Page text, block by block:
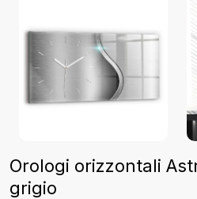
Orologi orizzontali
grigio